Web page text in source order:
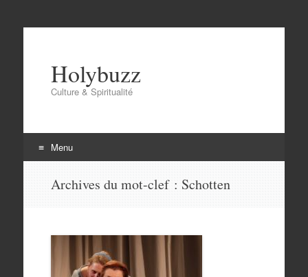
Holybuzz
Culture & Spiritualité
Menu
Archives du mot-clef : Schotten